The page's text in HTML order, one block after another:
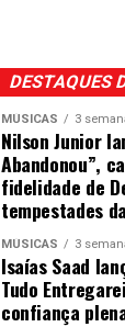
DESTAQUES
MÚSICAS 3
Nilson Junior
Abandonou”,
fidelidade de
tempestades
MÚSICAS 3
Isaías Saad
Tudo
confiança